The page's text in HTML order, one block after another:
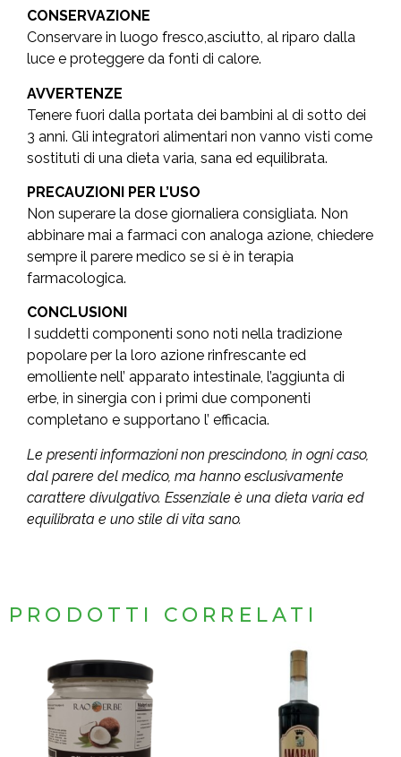
CONSERVAZIONE
Conservare in luogo fresco,asciutto, al riparo dalla
luce e proteggere da fonti di calore.
AVVERTENZE
Tenere fuori dalla portata dei bambini al di sotto dei
3 anni. Gli integratori alimentari non vanno visti come
sostituti di una dieta varia, sana ed equilibrata.
PRECAUZIONI PER L’USO
Non superare la dose giornaliera consigliata. Non
abbinare mai a farmaci con analoga azione, chiedere
sempre il parere medico se si è in terapia
farmacologica.
CONCLUSIONI
I suddetti componenti sono noti nella tradizione
popolare per la loro azione rinfrescante ed
emolliente nell’ apparato intestinale, l’aggiunta di
erbe, in sinergia con i primi due componenti
completano e supportano l’ efficacia.
Le presenti informazioni non prescindono, in ogni caso,
dal parere del medico, ma hanno esclusivamente
carattere divulgativo. Essenziale è una dieta varia ed
equilibrata e uno stile di vita sano.
PRODOTTI CORRELATI